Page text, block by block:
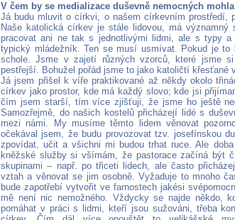
V čem by se medializace duševně nemocných
Já budu mluvit o církvi, o našem církevním
Naše katolická církev je stále lidovou, má
pracovat ani ne tak s jednotlivými lidmi, ale s typy a
typický mládežník. Ten se musí usmívat. Pokud je
schole. Jsme v zajetí různých vzorců, které jsme
pestřejší. Bohužel pořád jsme to jako katoličtí křesťané
Já jsem přišel k víře praktikované až někdy okolo
církev jako prostor, kde má každý slovo; kde jsi
čím jsem starší, tím více zjišťuji, že jsme ho ještě
Samozřejmě, do našich kostelů přicházejí lidé s
mezi námi. My musíme těmto lidem věnovat
očekával jsem, že budu provozovat tzv. josefínskou
zpovídat, učit a všichni mi budou trhat ruce. Ale
kněžské služby si všímám, že pastorace začíná být
skupinami – např. po třiceti lidech, ale často
vztah a věnovat se jim osobně. Vyžaduje to mnoho
bude zapotřebí vytvořit ve farnostech jakési
mě není nic nemožného. Vždycky se najde někdo,
pomáhat v práci s lidmi, kteří jsou sužováni, třeba